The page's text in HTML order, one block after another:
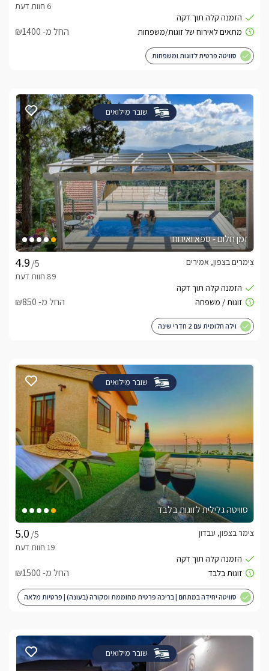
החל מ- ₪1400
סוויטה פרטית לזוגות ומשפחות
שובר מילואים
זמן חלום - ספא ואירוח
/5
צימרים בצפון, אמירים
החל מ- ₪850
וילה חלומית עם 2 חדרי שינה
שובר מילואים
סוויטה גלילית לזוגות בלבד
/5
צימר בצפון, עבדון
החל מ- ₪1500
סוויטה יחידה במתחם | בריכה פרטית מחוממת ומקורה (בעונה) | פרטיות מלאה
שובר מילואים